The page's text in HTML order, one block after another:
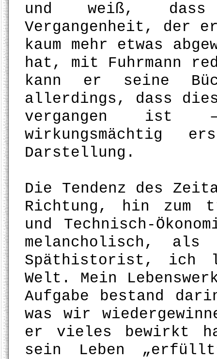
und weiß,
Vergangenheit, der
kaum mehr etwas
hat, mit Fuhrmann
kann er seine
allerdings, dass
vergangen ist
wirkungsmächtig
Darstellung.
Die Tendenz des
Richtung, hin zum
und Technisch-
melancholisch,
Späthistorist, ich
Welt. Mein
Aufgabe bestand
was wir
er vieles bewirkt
sein Leben